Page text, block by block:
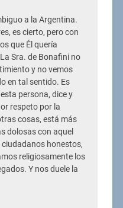
a la Argentina.
es cierto, pero con
que Él quería
Sra. de Bonafini no
y no vemos
en tal sentido. Es
persona, dice y
respeto por la
cosas, está más
dolosas con aquel
honestos,
religiosamente los
Y nos duele la